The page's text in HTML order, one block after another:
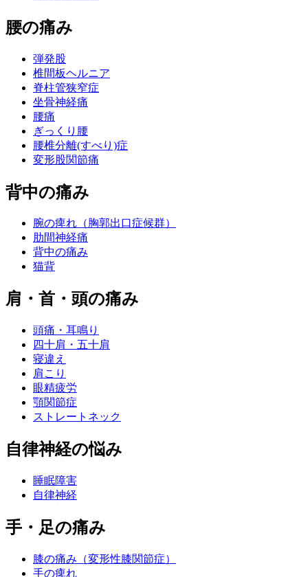
腰の痛み
弾発股
椎間板ヘルニア
脊柱管狭窄症
坐骨神経痛
腰痛
ぎっくり腰
腰椎分離(すべり)症
変形股関節痛
背中の痛み
腕の痺れ（胸郭出口症候群）
肋間神経痛
背中の痛み
猫背
肩・首・頭の痛み
頭痛・耳鳴り
四十肩・五十肩
寝違え
肩こり
眼精疲労
顎関節症
ストレートネック
自律神経の悩み
睡眠障害
自律神経
手・足の痛み
膝の痛み（変形性膝関節症）
手の痺れ